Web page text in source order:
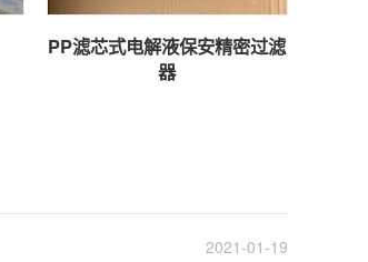
PP滤芯式电解液保安精密过滤
器
2021-01-19